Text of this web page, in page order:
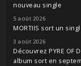
nouveau single
5 août 2026
MORTIIS sort un
3 août 2026
Découvrez PYRE OF
album sort en